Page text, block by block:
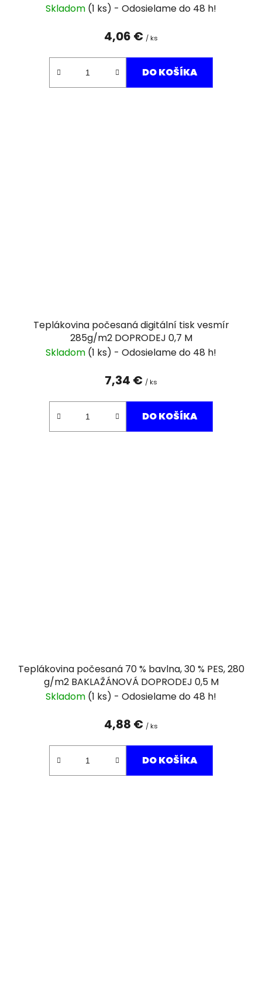
Skladom (1 ks)
4,06 € / ks
DO KOŠÍKA
Teplákovina počesaná digitální tisk vesmír
285g/m2 DOPRODEJ 0,7 M
Skladom (1 ks)
7,34 € / ks
DO KOŠÍKA
Teplákovina počesaná 70 % bavlna, 30 % PES, 280
g/m2 BAKLAŽÁNOVÁ DOPRODEJ 0,5 M
Skladom (1 ks)
4,88 € / ks
DO KOŠÍKA